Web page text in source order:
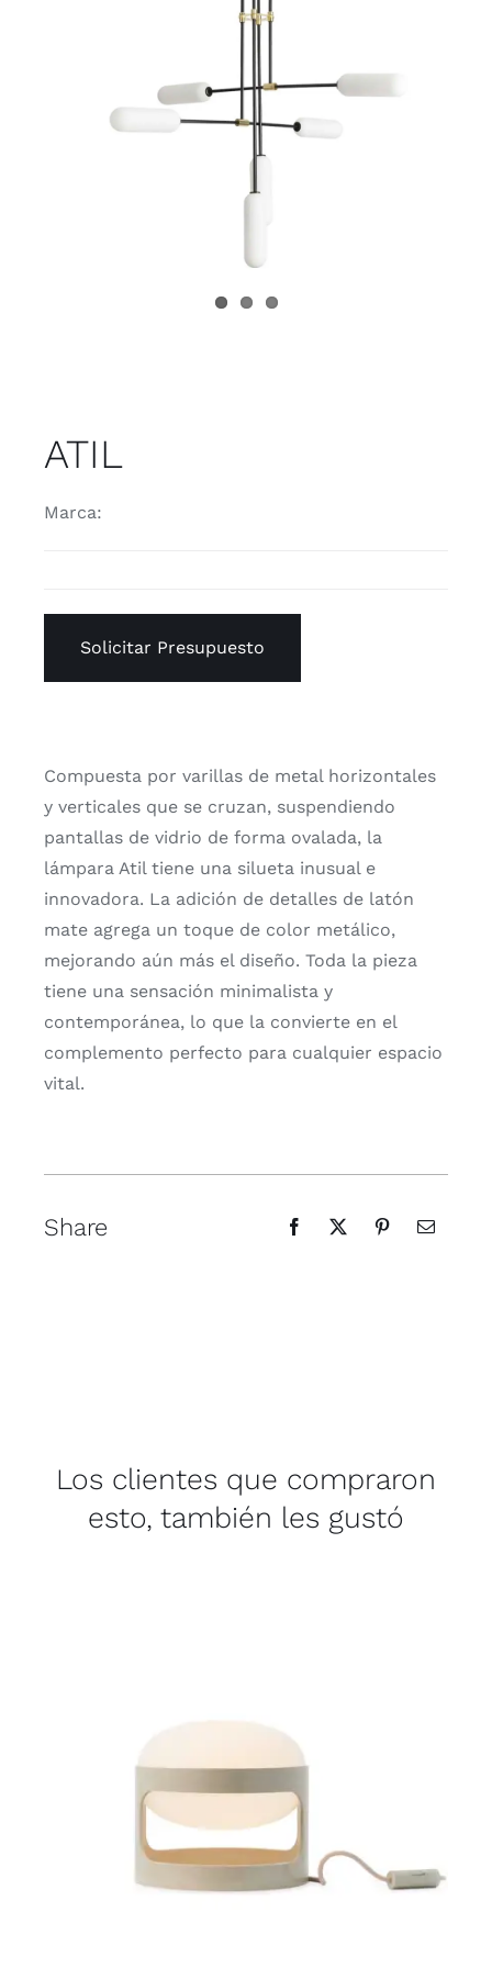
Juvenil
Accesorios
Marcas
ATIL
Marca:
Solicitar Presupuesto
Compuesta por varillas de metal horizontales
y verticales que se cruzan, suspendiendo
pantallas de vidrio de forma ovalada, la
lámpara Atil tiene una silueta inusual e
innovadora. La adición de detalles de latón
mate agrega un toque de color metálico,
mejorando aún más el diseño. Toda la pieza
tiene una sensación minimalista y
contemporánea, lo que la convierte en el
complemento perfecto para cualquier espacio
vital.
Share
Los clientes que compraron
esto, también les gustó